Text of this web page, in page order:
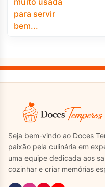
Seja bem-vindo ao Doces
paixão pela culinária em
uma equipe dedicada aos
cozinhar e criar memórias